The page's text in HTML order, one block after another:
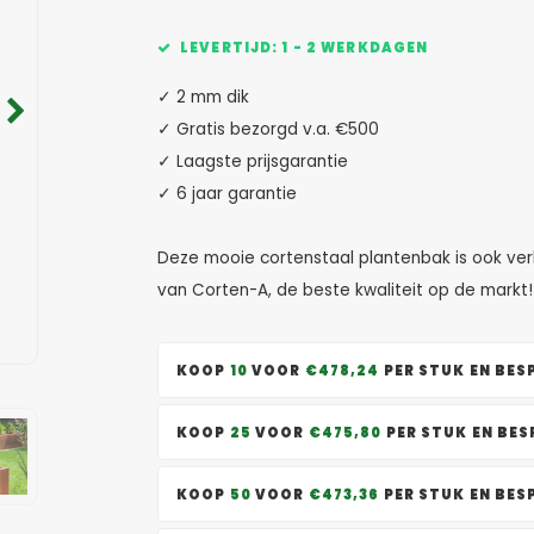
LEVERTIJD: 1 - 2 WERKDAGEN
✓ 2 mm dik
✓ Gratis bezorgd v.a. €500
✓ Laagste prijsgarantie
✓ 6 jaar garantie
Deze mooie cortenstaal plantenbak is ook
van Corten-A, de beste kwaliteit op de
KOOP 10 VOOR €478,24 PER STUK EN
KOOP 25 VOOR €475,80 PER STUK EN
KOOP 50 VOOR €473,36 PER STUK EN